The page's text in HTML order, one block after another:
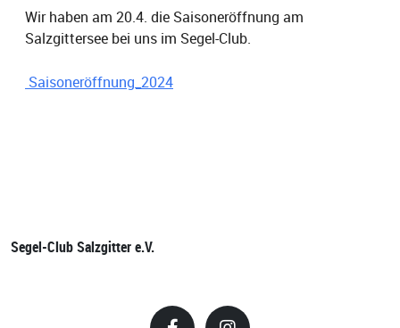
Wir haben am 20.4. die Saisoneröffnung am
Salzgittersee bei uns im Segel-Club.
Saisoneröffnung_2024
Segel-Club Salzgitter e.V.